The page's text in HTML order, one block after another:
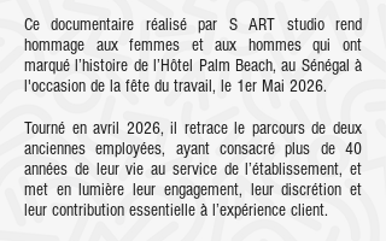
Ce documentaire réalisé par S ART studio rend
hommage aux femmes et aux hommes qui ont
marqué l’histoire de l’Hôtel Palm Beach, au Sénégal à
l'occasion de la fête du travail, le 1er Mai 2026.
Tourné en avril 2026, il retrace le parcours de deux
anciennes employées, ayant consacré plus de 40
années de leur vie au service de l’établissement, et
met en lumière leur engagement, leur discrétion et
leur contribution essentielle à l’expérience client.